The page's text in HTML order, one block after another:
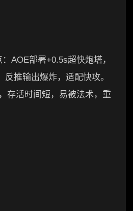
AOE部署+0.5s超快炮塔，
推输出爆炸，适配快攻。
存活时间短，易被法术，重